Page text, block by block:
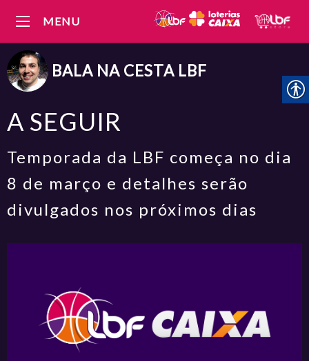
MENU
BALA NA CESTA LBF
A SEGUIR
Temporada da LBF começa no dia
8 de março e detalhes serão
divulgados nos próximos dias